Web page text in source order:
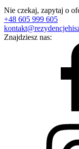
Nie czekaj, zapytaj o
+48 605 999 605
Znajdziesz nas: